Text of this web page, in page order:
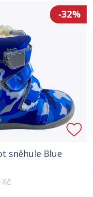
sněhule Blue
-32%